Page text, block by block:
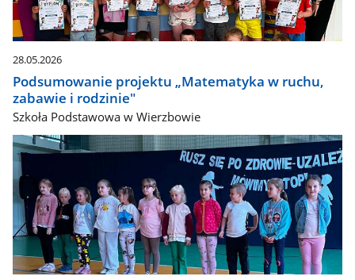
28.05.2026
Podsumowanie projektu „Matematyka w ruchu,
zabawie i rodzinie"
Szkoła Podstawowa w Wierzbowie